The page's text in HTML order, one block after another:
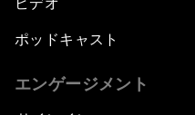
ポッドキャスト
エンゲージメント